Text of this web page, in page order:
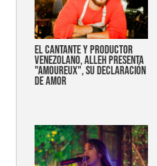
EL CANTANTE Y PRODUCTOR
VENEZOLANO, ALLEH PRESENTA
"AMOUREUX", SU DECLARACIÓN
DE AMOR